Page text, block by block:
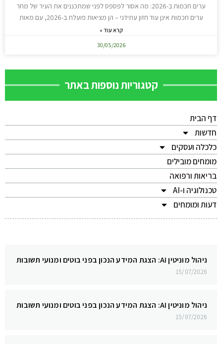
ערים חכמות ב-2026: מה אסור לפספס לפני שמתכננים את העיר של מחר
ערים חכמות אינן עוד חזון עתידני – הן מציאות פועלת ב-2026, עם מאות
קרא עוד »
30/05/2026
קטגוריות נוספות באתר
דף הבית
חדשות
כלכלה ועסקים
מומחים מובילים
בריאות ורפואה
טכנולוגיה ו-AI
דעות ומומחים
ניהול מוניטין AI: הצגת המידע הנכון בפני בוטים ומנועי תשובות
15/07/2026
ניהול מוניטין AI: הצגת המידע הנכון בפני בוטים ומנועי תשובות
15/07/2026